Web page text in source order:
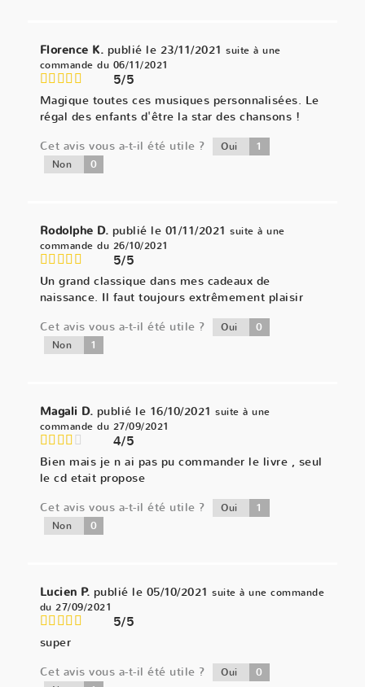
Florence K. publié le 23/11/2021 suite à une
commande du 06/11/2021
5/5
Magique toutes ces musiques personnalisées. Le
régal des enfants d'être la star des chansons !
Cet avis vous a-t-il été utile ?
Oui 1
Non 0
Rodolphe D. publié le 01/11/2021 suite à une
commande du 26/10/2021
5/5
Un grand classique dans mes cadeaux de
naissance. Il faut toujours extrêmement plaisir
Cet avis vous a-t-il été utile ?
Oui 0
Non 1
Magali D. publié le 16/10/2021 suite à une
commande du 27/09/2021
4/5
Bien mais je n ai pas pu commander le livre , seul
le cd etait propose
Cet avis vous a-t-il été utile ?
Oui 1
Non 0
Lucien P. publié le 05/10/2021 suite à une commande
du 27/09/2021
5/5
super
Cet avis vous a-t-il été utile ?
Oui 0